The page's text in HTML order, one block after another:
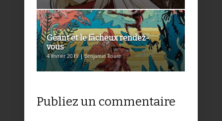
Géant et le fâcheux rendez-
vous
4 février 2019 | Benjamin Roure
Publiez un commentaire